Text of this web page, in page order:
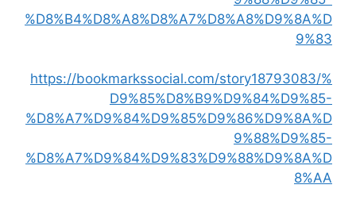
%D8%B4%D8%A8%D8%A7%D8%A8%D9%8A%D
9%83
https://bookmarkssocial.com/story18793083/%
D9%85%D8%B9%D9%84%D9%85-
%D8%A7%D9%84%D9%85%D9%86%D9%8A%D
9%88%D9%85-
%D8%A7%D9%84%D9%83%D9%88%D9%8A%D
8%AA